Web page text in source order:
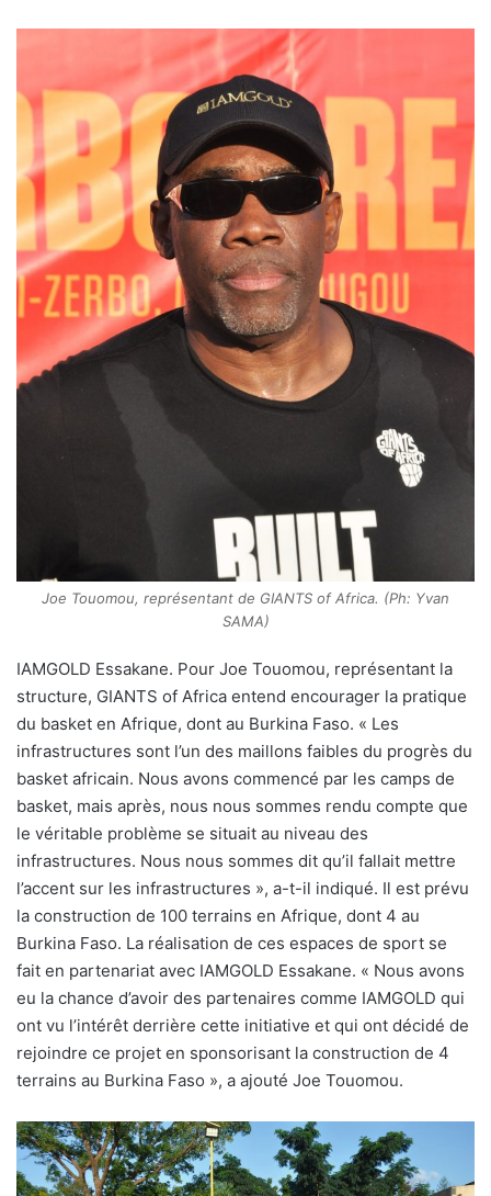
Joe Touomou, représentant de GIANTS of Africa. (Ph: Yvan
SAMA)
IAMGOLD Essakane. Pour Joe Touomou, représentant la
structure, GIANTS of Africa entend encourager la pratique
du basket en Afrique, dont au Burkina Faso. « Les
infrastructures sont l’un des maillons faibles du progrès du
basket africain. Nous avons commencé par les camps de
basket, mais après, nous nous sommes rendu compte que
le véritable problème se situait au niveau des
infrastructures. Nous nous sommes dit qu’il fallait mettre
l’accent sur les infrastructures », a-t-il indiqué. Il est prévu
la construction de 100 terrains en Afrique, dont 4 au
Burkina Faso. La réalisation de ces espaces de sport se
fait en partenariat avec IAMGOLD Essakane. « Nous avons
eu la chance d’avoir des partenaires comme IAMGOLD qui
ont vu l’intérêt derrière cette initiative et qui ont décidé de
rejoindre ce projet en sponsorisant la construction de 4
terrains au Burkina Faso », a ajouté Joe Touomou.